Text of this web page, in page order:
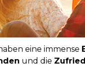
eine immense
und die